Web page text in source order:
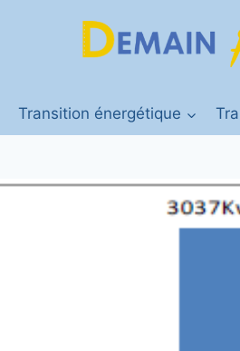
Transition énergétique